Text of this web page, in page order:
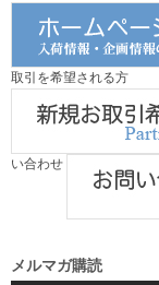
取引を希望される方
い合わせ
メルマガ購読